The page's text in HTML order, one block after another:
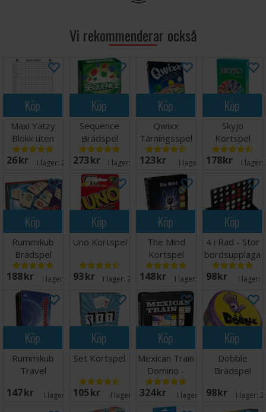
guide, et forstørrelsesglass og spilleregler.
Antall spillere: 1+
Spilletid: 30-90 minutter
Språk: Norsk
Vi rekommenderar också
Köp
Maxi Yatzy
Blokk uten
terninger
Norsk
26 SEK I lager: 20+
Köp
Sequence
Brädspel
273 SEK I lager: 20+
Köp
Qwixx
Tärningsspel
123 SEK I lager:
Köp
Skyjo
Kortspel
178 SEK I lager:
Köp
Rummikub
Brädspel
188 SEK I lager: 20+
Köp
Uno Kortspel
93 SEK I lager:20+
Köp
The Mind
Kortspel
148 SEK I lager: 20+
Köp
4 i Rad - Stor
bordsupplaga
25cm
98 SEK I lager:
Köp
Rummikub
Travel
Reseutgåva
147 SEK I lager: 11
Köp
Set Kortspel
105 SEK I lager: 10
Köp
Mexican Train
Domino -
NORSK
324 SEK I lager: 16
Köp
Dobble
Brädspel
98 SEK I lager: